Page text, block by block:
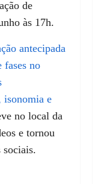
de
às 17h.
antecipada
fases no
isonomia e
no local da
e tornou
sociais.